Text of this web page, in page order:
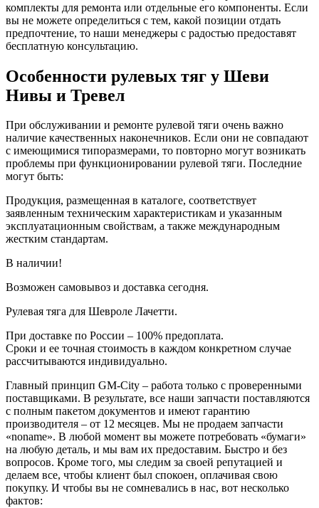
комплекты для ремонта или отдельные его компоненты. Если
вы не можете определиться с тем, какой позиции отдать
предпочтение, то наши менеджеры с радостью предоставят
бесплатную консультацию.
Особенности рулевых тяг у Шеви
Нивы и Тревел
При обслуживании и ремонте рулевой тяги очень важно
наличие качественных наконечников. Если они не совпадают
с имеющимися типоразмерами, то повторно могут возникать
проблемы при функционировании рулевой тяги. Последние
могут быть:
Продукция, размещенная в каталоге, соответствует
заявленным техническим характеристикам и указанным
эксплуатационным свойствам, а также международным
жестким стандартам.
В наличии!
Возможен самовывоз и доставка сегодня.
Рулевая тяга для Шевроле Лачетти.
При доставке по России – 100% предоплата.
Сроки и ее точная стоимость в каждом конкретном случае
рассчитываются индивидуально.
Главный принцип GM-City – работа только с проверенными
поставщиками. В результате, все наши запчасти поставляются
с полным пакетом документов и имеют гарантию
производителя – от 12 месяцев. Мы не продаем запчасти
«noname». В любой момент вы можете потребовать «бумаги»
на любую деталь, и мы вам их предоставим. Быстро и без
вопросов. Кроме того, мы следим за своей репутацией и
делаем все, чтобы клиент был спокоен, оплачивая свою
покупку. И чтобы вы не сомневались в нас, вот несколько
фактов: